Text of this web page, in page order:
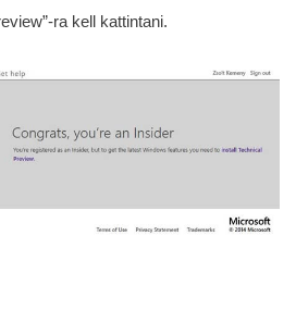
ra kell kattintani.